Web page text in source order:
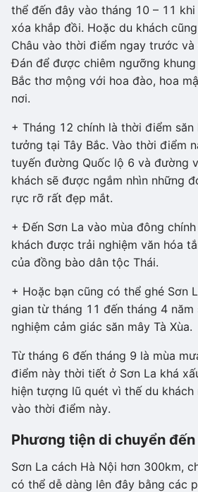
thể đến đây vào tháng 10 – 11
xóa khắp đồi. Hoặc du khách
Châu vào thời điểm ngay trước và
Đán để được chiêm ngưỡng
Bắc thơ mộng với hoa đào, hoa
nơi.
+ Tháng 12 chính là thời điểm
tưởng tại Tây Bắc. Vào thời điểm
tuyến đường Quốc lộ 6 và đường
khách sẽ được ngắm nhìn những
rực rỡ rất đẹp mắt.
+ Đến Sơn La vào mùa đông
khách được trải nghiệm văn hóa
của đồng bào dân tộc Thái.
+ Hoặc bạn cũng có thể ghé Sơn
gian từ tháng 11 đến tháng 4
nghiệm cảm giác săn mây Tà Xùa.
Từ tháng 6 đến tháng 9 là mùa
điểm này thời tiết ở Sơn La khá
hiện tượng lũ quét vì thế du
vào thời điểm này.
Phương tiện di chuyển đến
Sơn La cách Hà Nội hơn 300km,
có thể dễ dàng lên đây bằng các